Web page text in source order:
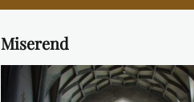
Miserend